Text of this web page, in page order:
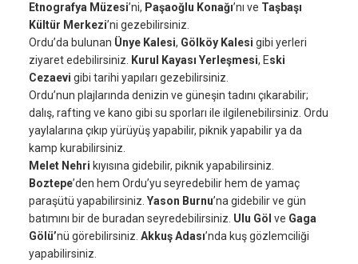
Etnografya Müzesi’ni, Paşaoğlu Konağı’nı ve Taşbaşı
Kültür Merkezi’ni gezebilirsiniz.
Ordu’da bulunan Ünye Kalesi, Gölköy Kalesi gibi yerleri
ziyaret edebilirsiniz.
Kurul Kayası Yerleşmesi, Eski
Cezaevi gibi tarihi yapıları gezebilirsiniz.
Ordu’nun plajlarında denizin ve güneşin tadını çıkarabilir;
dalış, rafting ve kano gibi su sporları ile ilgilenebilirsiniz. Ordu
yaylalarına çıkıp yürüyüş yapabilir, piknik yapabilir ya da
kamp kurabilirsiniz.
Melet Nehri kıyısına gidebilir, piknik yapabilirsiniz.
Boztepe’den hem Ordu’yu seyredebilir hem de yamaç
paraşütü yapabilirsiniz. Yason Burnu’na gidebilir ve gün
batımını bir de buradan seyredebilirsiniz. Ulu Göl ve Gaga
Gölü’nü görebilirsiniz. Akkuş Adası’nda kuş gözlemciliği
yapabilirsiniz.